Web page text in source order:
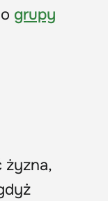
grupy
żyzna,